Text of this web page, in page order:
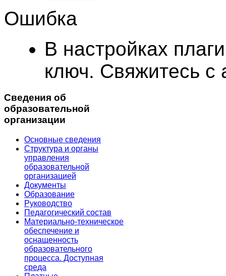
Ошибка
В настройках
ключ. Свяжитесь с
Сведения об
образовательной
организации
Основные сведения
Структура и органы
управления
образовательной
организацией
Документы
Образование
Руководство
Педагогический состав
Материально-техническое
обеспечение и
оснащенность
образовательного
процесса. Доступная
среда